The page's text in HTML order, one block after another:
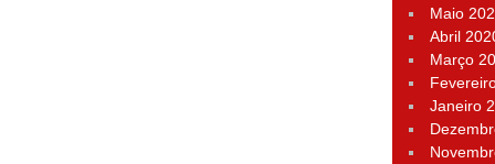
Maio
Abril
Março
Janeiro